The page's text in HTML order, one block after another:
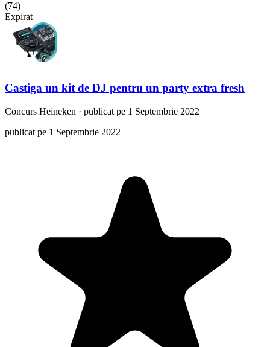
(74)
Expirat
Castiga un kit de DJ pentru un party extra fresh
Concurs Heineken · publicat pe 1 Septembrie 2022
publicat pe 1 Septembrie 2022